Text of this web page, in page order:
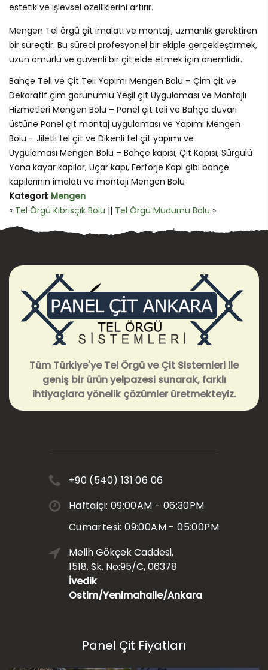
estetik ve işlevsel özelliklerini artırır.
Mengen Tel örgü çit imalatı ve montajı, uzmanlık gerektiren
bir süreçtir. Bu süreci profesyonel bir ekiple gerçekleştirmek,
uzun ömürlü ve güvenli bir çit elde etmek için önemlidir.
Bahçe Teli ve Çit Teli Yapımı Mengen Bolu – Çim çit ve
Dekoratif çim görünümlü Yeşil çit Uygulaması ve Montajlı
Hizmetleri Mengen Bolu – Panel çit teli ve Bahçe duvarı
üstüne Panel çit montaj uygulaması ve Yapımı Mengen
Bolu – Jiletli tel çit ve Dikenli tel çit yapımı ve
Uygulaması Mengen Bolu – Bahçe kapısı, Çit Kapısı, Sürgülü
Yana kayar kapılar, Uçar kapı, Ferforje Kapı gibi bahçe
kapılarının imalatı ve montajı Mengen Bolu
Kategori: Mengen
« Tel Örgü Kıbrısçık Bolu || Tel Örgü Mudurnu Bolu »
Tüm Türkiye'ye Tel Örgü ve Çit Sistemleri ile
geniş bir ürün yelpazesi sunarak, farklı
ihtiyaçlara yönelik çözümler üretmekteyiz.
+90 (540) 131 06 06
Haftaiçi: 09:00AM - 06:30PM
Cumartesi: 09:00AM - 05:00PM
Melih Gökçek Caddesi,
1518. Sk. No:95/C, 06378
İvedik
Ostim/Yenimahalle/Ankara
Panel Çit Fiyatları